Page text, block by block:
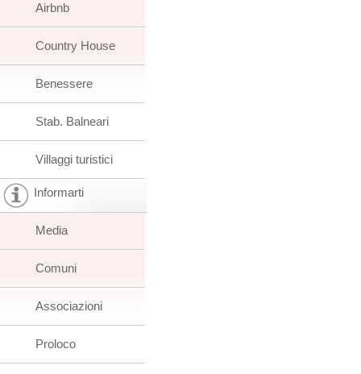
Airbnb
Country House
Benessere
Stab. Balneari
Villaggi turistici
Informarti
Media
Comuni
Associazioni
Proloco